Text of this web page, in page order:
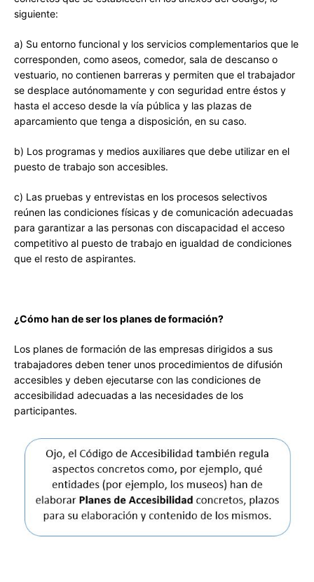
siguiente:
a) Su entorno funcional y los servicios complementarios que le
corresponden, como aseos, comedor, sala de descanso o
vestuario, no contienen barreras y permiten que el trabajador
se desplace autónomamente y con seguridad entre éstos y
hasta el acceso desde la vía pública y las plazas de
aparcamiento que tenga a disposición, en su caso.
b) Los programas y medios auxiliares que debe utilizar en el
puesto de trabajo son accesibles.
c) Las pruebas y entrevistas en los procesos selectivos
reúnen las condiciones físicas y de comunicación adecuadas
para garantizar a las personas con discapacidad el acceso
competitivo al puesto de trabajo en igualdad de condiciones
que el resto de aspirantes.
¿Cómo han de ser los planes de formación?
Los planes de formación de las empresas dirigidos a sus
trabajadores deben tener unos procedimientos de difusión
accesibles y deben ejecutarse con las condiciones de
accesibilidad adecuadas a las necesidades de los
participantes.